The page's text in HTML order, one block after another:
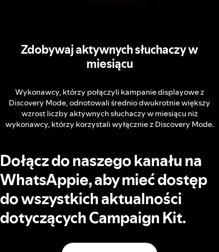
Zdobywaj aktywnych słuchaczy w
miesiącu
Wykonawcy, którzy połączyli kampanie displayowe z
Discovery Mode, odnotowali średnio dwukrotnie większy
wzrost liczby aktywnych słuchaczy w miesiącu niż
wykonawcy, którzy korzystali wyłącznie z Discovery Mode.
Dołącz do naszego kanału na
WhatsAppie, aby mieć dostęp
do wszystkich aktualności
dotyczących Campaign Kit.